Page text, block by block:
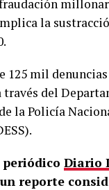
la
125 mil
través del
la Policía
Diario
reporte